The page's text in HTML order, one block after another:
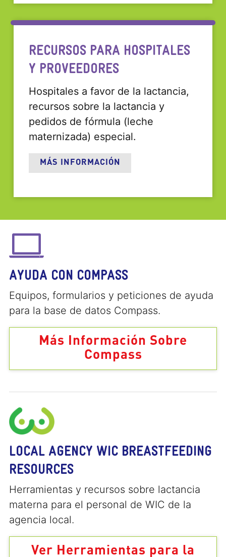
RECURSOS PARA HOSPITALES
Y PROVEEDORES
Hospitales a favor de la lactancia,
recursos sobre la lactancia y
pedidos de fórmula (leche
maternizada) especial.
MÁS INFORMACIÓN
AYUDA CON COMPASS
Equipos, formularios y peticiones de ayuda
para la base de datos Compass.
Más Información Sobre
Compass
LOCAL AGENCY WIC BREASTFEEDING
RESOURCES
Herramientas y recursos sobre lactancia
materna para el personal de WIC de la
agencia local.
Ver Herramientas para la